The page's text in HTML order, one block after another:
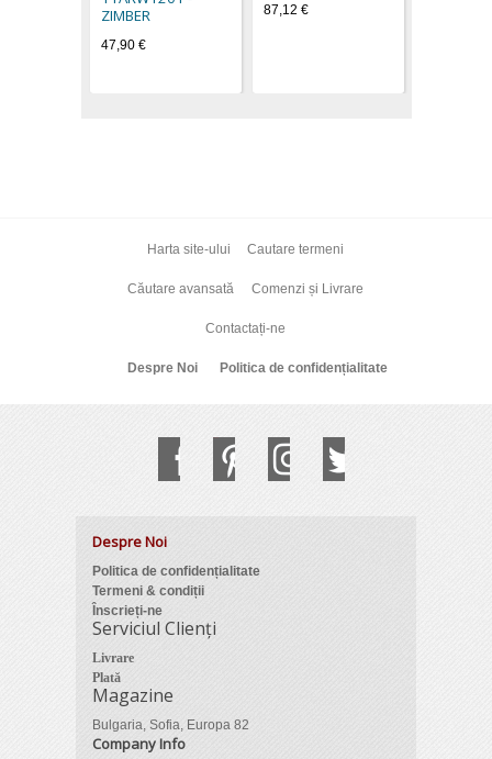
ZIMBER
47,90 €
87,12 €
Harta site-ului Cautare termeni
Căutare avansată Comenzi și Livrare
Contactați-ne
Despre Noi Politica de confidențialitate
Despre Noi
Politica de confidențialitate
Termeni & condiții
Înscrieți-ne
Serviciul Clienți
Livrare
Plată
Magazine
Bulgaria, Sofia, Europa 82
Company Info